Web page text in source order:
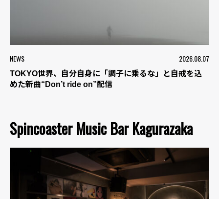
NEWS 2026.08.07
TOKYO世界、自分自身に「調子に乗るな」と自戒を込
めた新曲“Don’t ride on”配信
Spincoaster Music Bar Kagurazaka